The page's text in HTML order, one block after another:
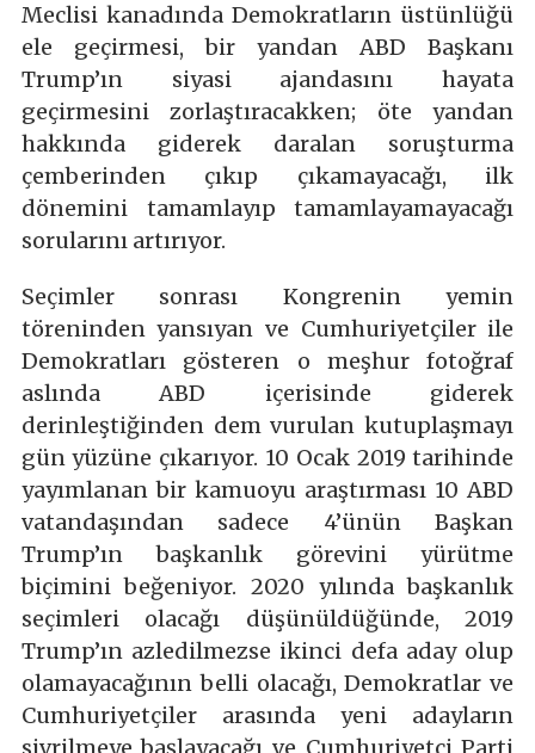
Meclisi kanadında Demokratların üstünlüğü
ele geçirmesi, bir yandan ABD Başkanı
Trump’ın siyasi ajandasını hayata
geçirmesini zorlaştıracakken; öte yandan
hakkında giderek daralan soruşturma
çemberinden çıkıp çıkamayacağı, ilk
dönemini tamamlayıp tamamlayamayacağı
sorularını artırıyor.
Seçimler sonrası Kongrenin yemin
töreninden yansıyan ve Cumhuriyetçiler ile
Demokratları gösteren o meşhur fotoğraf
aslında ABD içerisinde giderek
derinleştiğinden dem vurulan kutuplaşmayı
gün yüzüne çıkarıyor. 10 Ocak 2019 tarihinde
yayımlanan bir kamuoyu araştırması 10 ABD
vatandaşından sadece 4’ünün Başkan
Trump’ın başkanlık görevini yürütme
biçimini beğeniyor. 2020 yılında başkanlık
seçimleri olacağı düşünüldüğünde, 2019
Trump’ın azledilmezse ikinci defa aday olup
olamayacağının belli olacağı, Demokratlar ve
Cumhuriyetçiler arasında yeni adayların